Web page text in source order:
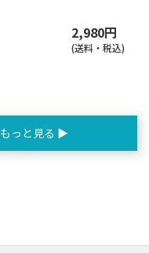
2,980円
(送料・税込)
っと見る ▶